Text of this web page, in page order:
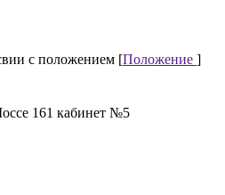
с положением [Положение ]
161 кабинет №5